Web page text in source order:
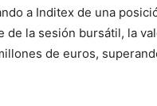
a Inditex de una
de la sesión bursátil, la
de euros,